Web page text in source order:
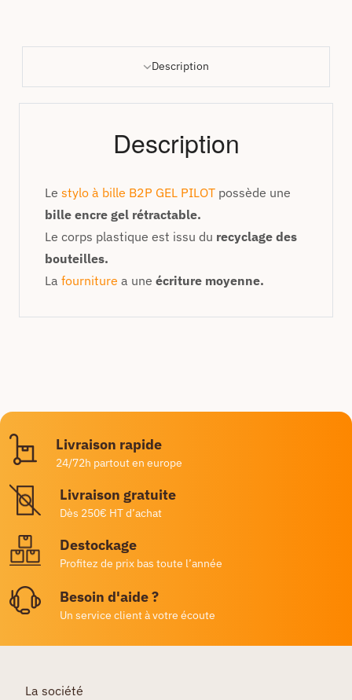
Description
Description
Le stylo à bille B2P GEL PILOT possède une
bille encre gel rétractable.
Le corps plastique est issu du recyclage des
bouteilles.
La fourniture a une écriture moyenne.
Livraison rapide
24/72h partout en europe
Livraison gratuite
Dès 250€ HT d’achat
Destockage
Profitez de prix bas toute l’année
Besoin d'aide ?
Un service client à votre écoute
La société